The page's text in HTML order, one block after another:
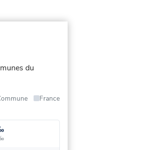
du
France